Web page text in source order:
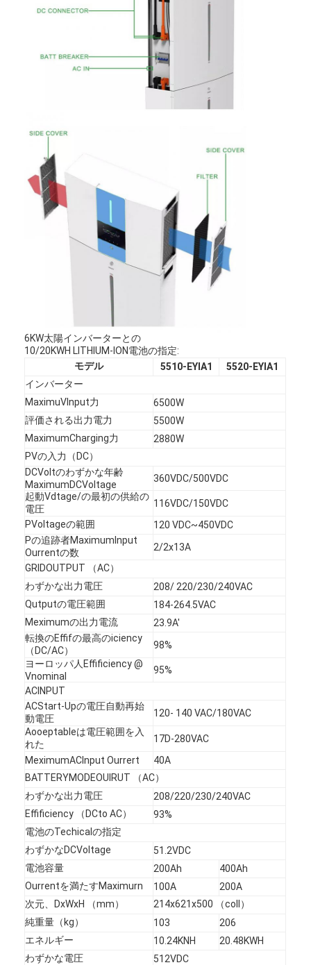
私達について
工場旅行
品質管理
私達に連絡しなさい
今すぐチャット
リチウム lifepo4 電池
リチウム イオン充電電池
リチウムポリマー電池
エネルギー蓄積電池
Nimh 充電式電池
ニッカド電池
液晶のバッテリー充電器
nimh バッテリ パック
NiCdバッテリパックの
リチウム イオン電池パック
充電式懐中電灯バッテリー
李Mno2電池
李Socl2電池
6KW太陽インバーターとの
10/20KWH LITHIUM-ION電池の指定:
モデル
5510-EYIA1
5520-EYIA1
インバーター
MaximuVInput力
6500W
評価される出力電力
5500W
MaximumCharging力
2880W
PVの入力（DC）
DCVoltのわずかな年齢
MaximumDCVoltage
360VDC/500VDC
起動Vdtage/の最初の供給の
電圧
116VDC/150VDC
PVoltageの範囲
120 VDC~450VDC
Pの追跡者MaximumInput
Ourrentの数
2/2x13A
GRIDOUTPUT （AC）
わずかな出力電圧
208/ 220/230/240VAC
Qutputの電圧範囲
184-264.5VAC
Meximumの出力電流
23.9A'
転換のEffifの最高のiciency
（DC/AC）
98%
ヨーロッパ人Effificiency @
Vnominal
95%
ACINPUT
ACStart-Upの電圧自動再始
動電圧
120- 140 VAC/180VAC
Aooeptableは電圧範囲を入
れた
17D-280VAC
MeximumAClnput Ourrert
40A
BATTERYMODEOUIRUT （AC）
わずかな出力電圧
208/220/230/240VAC
Effificiency （DCto AC）
93%
電池のTechicalの指定
わずかなDCVoltage
51.2VDC
電池容量
200Ah
400Ah
Ourrentを満たすMaximurn
100A
200A
次元、DxWxH （mm）
214x621x500 （coll）
純重量（kg）
103
206
エネルギー
10.24KNH
20.48KWH
わずかな電圧
512VDC